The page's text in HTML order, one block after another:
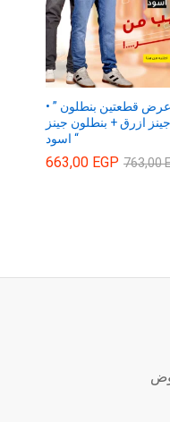
• ” عرض قطعتين بنطلون
جينز ازرق + بنطلون جينز
اسود “
663,00 EGP 763,00
663,00 EGP 763,00